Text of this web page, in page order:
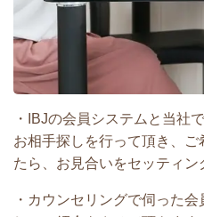
・IBJの会員システムと当社
お相手探しを行って頂き、
たら、お見合いをセッティン
・カウンセリングで伺った